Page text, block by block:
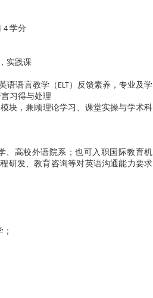
4 学分
实践课
语语言教学（ ELT）反馈素养，专业及学
习得与处理
块，兼顾理论学习、课堂实操与学术科
、高校外语院系；也可入职国际教育机
研发、教育咨询等对英语沟通能力要求